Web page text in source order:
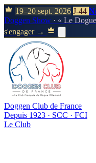
19–20 sept. 2026 J-44
Doggen Show · « Le
s'engager →
Doggen Club de France
Depuis 1923 · SCC · FCI
Le Club